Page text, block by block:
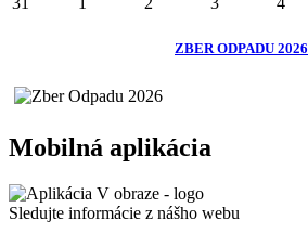
ZBER ODPADU 2026
Mobilná aplikácia
Sledujte informácie z nášho webu